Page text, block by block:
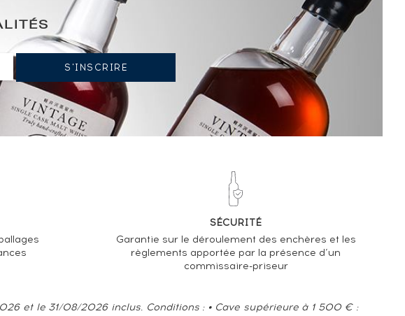
TENDANCE ACTUELLE DE LA COTE
TENDANCE À LA BAISSE
EN 2026 PAR RAPPORT À 2025
SÉCURITÉ
Garantie sur le déroulement des enchères et les
règlements apportée par la présence d’un
commissaire-priseur
et le 31/08/2026 inclus. Conditions : • Cave supérieure à 1 500 € :